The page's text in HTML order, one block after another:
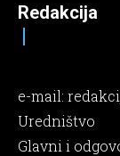
Redakcija
e-mail:
Uredništvo
Glavni i